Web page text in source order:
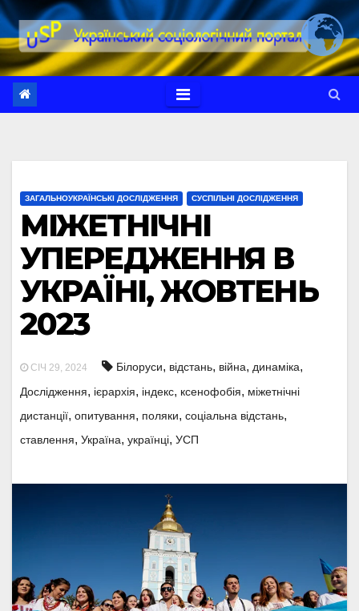
Перейти
до
вмісту
ЗАГАЛЬНОУКРАЇНСЬКІ ДОСЛІДЖЕННЯ СУСПІЛЬНІ ДОСЛІДЖЕННЯ
МІЖЕТНІЧНІ
УПЕРЕДЖЕННЯ В
УКРАЇНІ, ЖОВТЕНЬ
2023
СІЧ 29, 2024 Білоруси, відстань, війна, динаміка,
Дослідження, ієрархія, індекс, ксенофобія, міжетнічні
дистанції, опитування, поляки, соціальна відстань,
ставлення, Україна, українці, УСП